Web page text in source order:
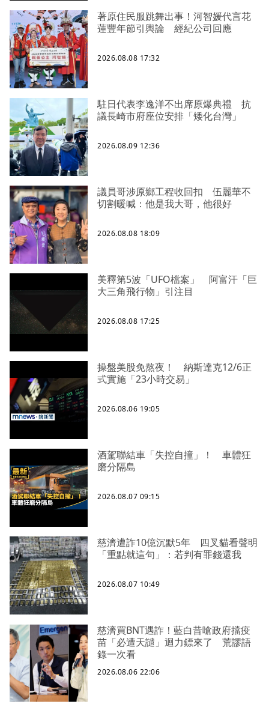
著原住民服跳舞出事！河智媛代言花
蓮豐年節引輿論 經紀公司回應
2026.08.08 17:32
駐日代表李逸洋不出席原爆典禮 抗
議長崎市府座位安排「矮化台灣」
2026.08.09 12:36
議員哥涉原鄉工程收回扣 伍麗華不
切割暖喊：他是我大哥，他很好
2026.08.08 18:09
美釋第5波「UFO檔案」 阿富汗「巨
大三角飛行物」引注目
2026.08.08 17:25
操盤美股免熬夜！ 納斯達克12/6正
式實施「23小時交易」
2026.08.06 19:05
酒駕聯結車「失控自撞」！ 車體狂
磨分隔島
2026.08.07 09:15
慈濟遭詐10億沉默5年 四叉貓看聲明
「重點就這句」：若判有罪錢還我
2026.08.07 10:49
慈濟買BNT遇詐！藍白昔嗆政府擋疫
苗「必遭天譴」迴力鏢來了 荒謬語
錄一次看
2026.08.06 22:06